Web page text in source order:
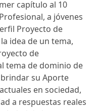
capítulo al 10
a jóvenes
Proyecto de
idea de un tema,
de
tema de dominio de
su Aporte
en sociedad,
a respuestas reales